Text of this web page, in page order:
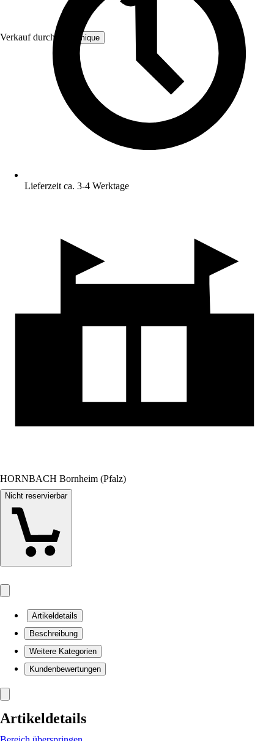
Verkauf durch: Bloomique
Lieferzeit ca. 3-4 Werktage
HORNBACH Bornheim (Pfalz)
Nicht reservierbar
Artikeldetails
Beschreibung
Weitere Kategorien
Kundenbewertungen
Artikeldetails